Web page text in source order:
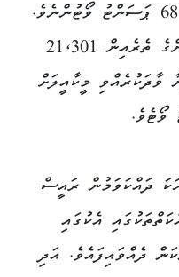
ނަޝީދު ކާމިޔާބުކުރެއްވީ 68.9 ޕަސަންޓު ވޯޓުންނެވެ.
އެއީ ވޯޓުލީ 30،895 މީހުންގެ ތެރެއިން 21،301
ވާދަކުރެއްވި މީކާއީލަށް
ދައްކަވަމުން ރައީސް
އެކުގައި
ދެއްވައިފައެވެ. އަދި